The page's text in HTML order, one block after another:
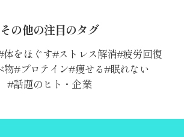
その他の注目のタグ
体をほぐす ストレス解消 疲労回復
物 プロテイン 痩せる 眠れない
話題のヒト・企業